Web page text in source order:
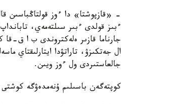
- «قازپوشتا» دا ءوز قولتاڭباسىن
ءبىز قولدى ءبىر سىلتەمەي،
جارناما قازىر ەلەكتروندى ب ا ق-قا
ال جەتكىزۋ، تاراتۋدا
جالعاستىردى ول ءوز ويىن.
كوپتەگەن باسىلىم ۇنەمدەۋگە